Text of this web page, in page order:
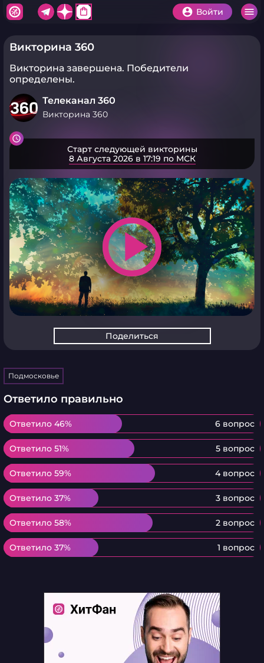
shopping_bag Войти
Викторина 360
Викторина завершена. Победители
определены.
Телеканал 360
Викторина 360
Старт следующей викторины
8 Августа 2026 в 17:19 по МСК
play_arrow
Поделиться
Подмосковье
Ответило правильно
Ответило 46% 6 вопрос
Ответило 46%
Ответило 51% 5 вопрос
Ответило 51%
Ответило 59% 4 вопрос
Ответило 59%
Ответило 37% 3 вопрос
Ответило 37%
Ответило 58% 2 вопрос
Ответило 58%
Ответило 37% 1 вопрос
Ответило 37%